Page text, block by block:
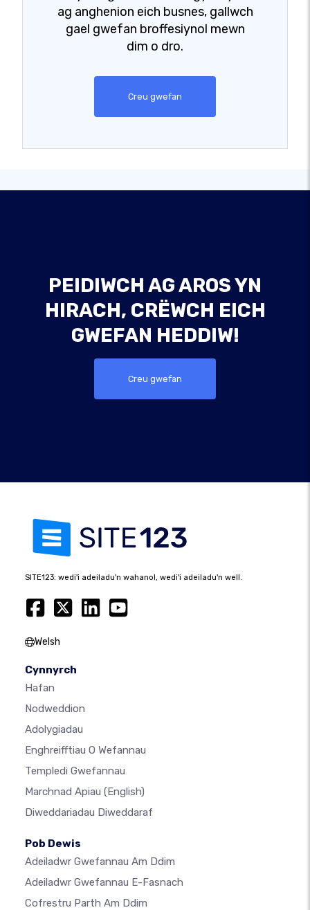
ag anghenion eich busnes, gallwch
gael gwefan broffesiynol mewn
dim o dro.
Creu gwefan
PEIDIWCH AG AROS YN
HIRACH, CRËWCH EICH
GWEFAN HEDDIW!
Creu gwefan
SITE123: wedi'i adeiladu'n wahanol, wedi'i adeiladu'n well.
Welsh
Cynnyrch
Hafan
Nodweddion
Adolygiadau
Enghreifftiau O Wefannau
Templedi Gwefannau
Marchnad Apiau (English)
Diweddariadau Diweddaraf
Pob Dewis
Adeiladwr Gwefannau Am Ddim
Adeiladwr Gwefannau E-Fasnach
Cofrestru Parth Am Ddim